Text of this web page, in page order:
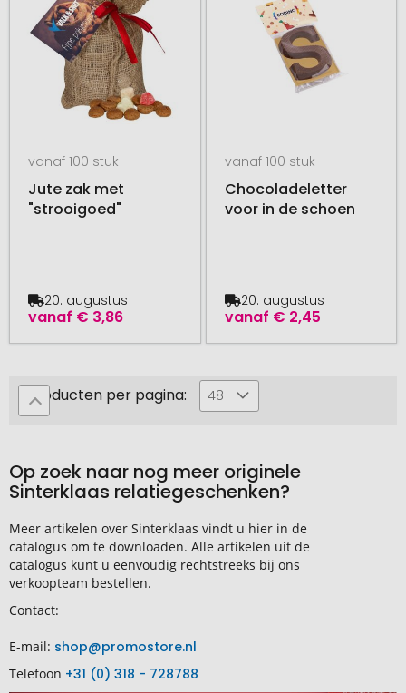
vanaf 100 stuk
Jute zak met
"strooigoed"
vanaf € 3,86
20. augustus
vanaf 100 stuk
Chocoladeletter
voor in de schoen
vanaf € 2,45
20. augustus
Producten per pagina: 48
Op zoek naar nog meer originele
Sinterklaas relatiegeschenken?
Meer artikelen over Sinterklaas vindt u hier in de
catalogus om te downloaden. Alle artikelen uit de
catalogus kunt u eenvoudig rechtstreeks bij ons
verkoopteam bestellen.
Contact:
E-mail: shop@promostore.nl
Telefoon +31 (0) 318 - 728788